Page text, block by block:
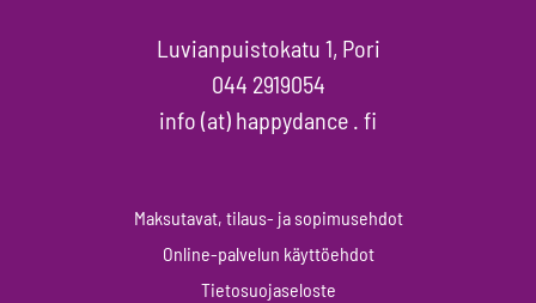
Luvianpuistokatu 1, Pori
044 2919054
info (at) happydance . fi
Maksutavat, tilaus- ja sopimusehdot
Online-palvelun käyttöehdot
Tietosuojaseloste